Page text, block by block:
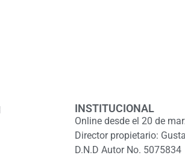
INSTITUCIONAL
Online desde el 20 de
Director propietario:
D.N.D Autor No. 5075834